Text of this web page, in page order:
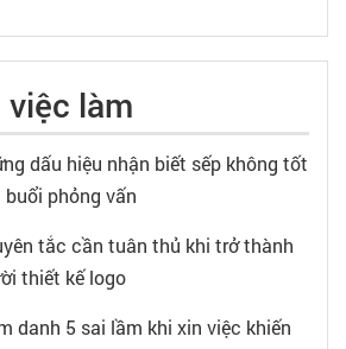
việc làm
dấu hiệu nhận biết sếp không tốt
buổi phỏng vấn
tắc cần tuân thủ khi trở thành
thiết kế logo
danh 5 sai lầm khi xin việc khiến